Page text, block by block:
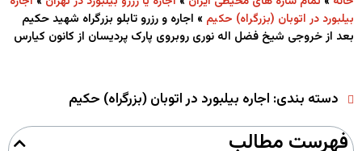
بیلبورد در اتوبان (بزرگراه) حکیم » اجاره و رزرو تابلو بزرگراه شهید حکیم
بعد از خروجی شیخ فضل اله نوری روبروی پارک پردیسان از کانون کیارس
دسته بندی: اجاره بیلبورد در اتوبان (بزرگراه) حکیم
فهرست مطالب